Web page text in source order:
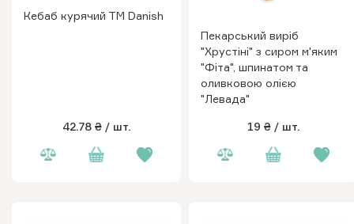
Кебаб курячий ТМ Danish
42.78 ₴/ шт.
Пекарський виріб
"Хрустіні" з сиром м'яким
"Фіта", шпинатом та
оливковою олією
"Левада"
19 ₴/ шт.